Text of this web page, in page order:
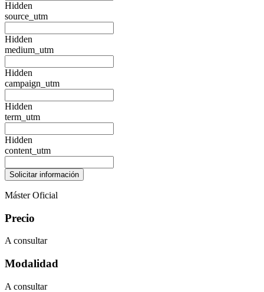
Hidden
source_utm
Hidden
medium_utm
Hidden
campaign_utm
Hidden
term_utm
Hidden
content_utm
Máster Oficial
Precio
A consultar
Modalidad
A consultar